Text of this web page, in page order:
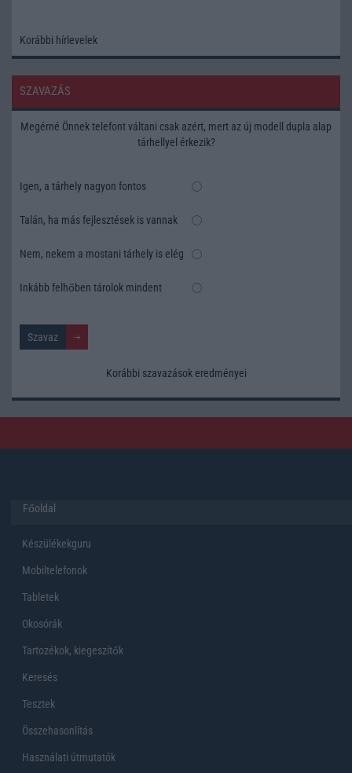
Korábbi hírlevelek
SZAVAZÁS
Megérné Önnek telefont váltani csak azért, mert az új modell dupla alap
tárhellyel érkezik?
Igen, a tárhely nagyon fontos
Talán, ha más fejlesztések is vannak
Nem, nekem a mostani tárhely is elég
Inkább felhőben tárolok mindent
Korábbi szavazások eredményei
Főoldal
Készülékekguru
Mobiltelefonok
Tabletek
Okosórák
Tartozékok, kiegeszítők
Keresés
Tesztek
Összehasonlítás
Használati útmutatók